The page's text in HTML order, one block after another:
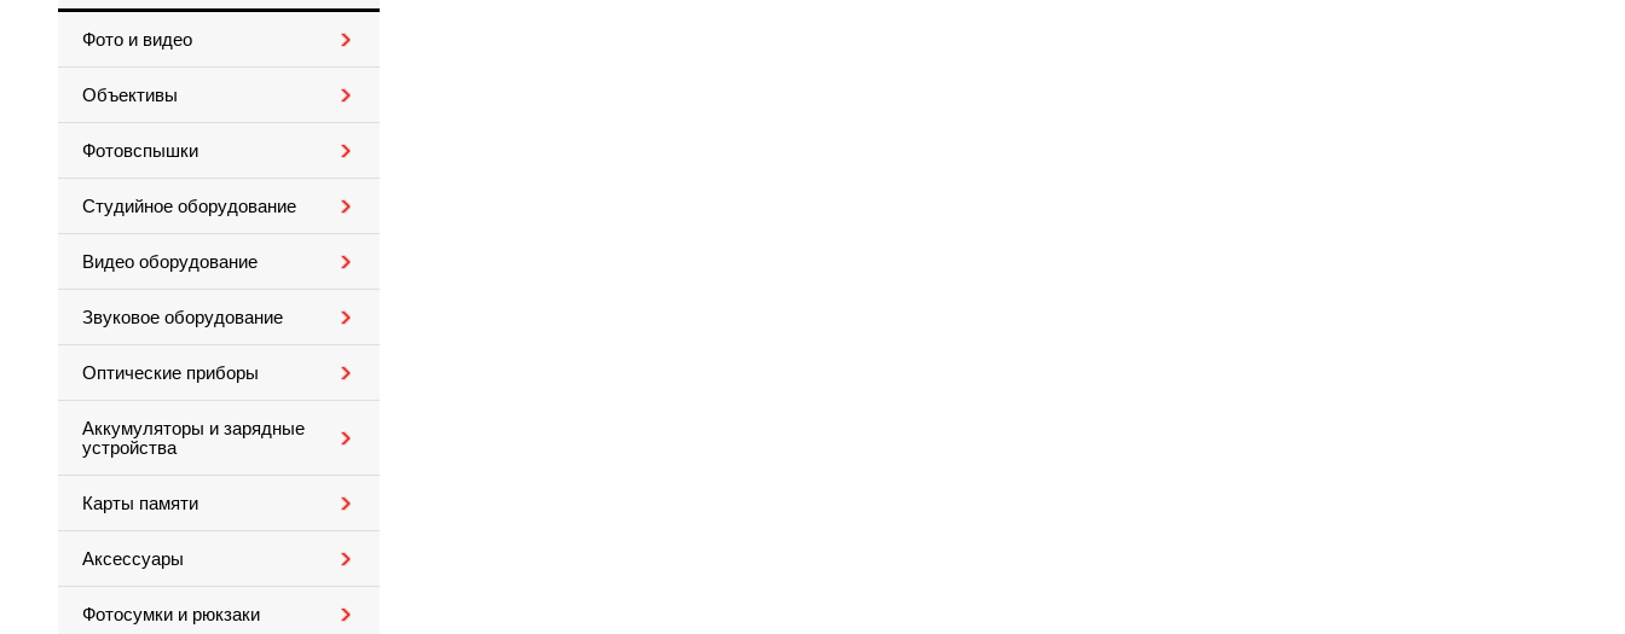
Фото и видео
Объективы
Фотовспышки
Студийное оборудование
Видео оборудование
Звуковое оборудование
Оптические приборы
Аккумуляторы и зарядные
устройства
Карты памяти
Аксессуары
Фотосумки и рюкзаки